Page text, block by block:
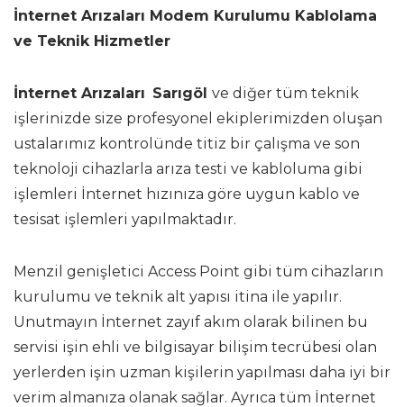
İnternet Arızaları Modem Kurulumu Kablolama
ve Teknik Hizmetler
İnternet Arızaları Sarıgöl ve diğer tüm teknik
işlerinizde size profesyonel ekiplerimizden oluşan
ustalarımız kontrolünde titiz bir çalışma ve son
teknoloji cihazlarla arıza testi ve kabloluma gibi
işlemleri İnternet hızınıza göre uygun kablo ve
tesisat işlemleri yapılmaktadır.
Menzil genişletici Access Point gibi tüm cihazların
kurulumu ve teknik alt yapısı itina ile yapılır.
Unutmayın İnternet zayıf akım olarak bilinen bu
servisi işin ehli ve bilgisayar bilişim tecrübesi olan
yerlerden işin uzman kişilerin yapılması daha iyi bir
verim almanıza olanak sağlar. Ayrıca tüm İnternet